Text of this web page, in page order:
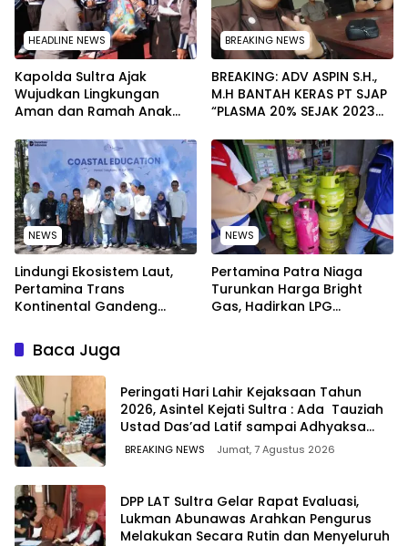
HEADLINE NEWS
Kapolda Sultra Ajak
Wujudkan Lingkungan
Aman dan Ramah Anak
Nasional 2026
BREAKING NEWS
BREAKING: ADV ASPIN S.H.,
M.H BANTAH KERAS PT SJAP
“PLASMA 20% SEJAK 2023
WARGA WAWOONE!
NEWS
Lindungi Ekosistem Laut,
Pertamina Trans
Kontinental Gandeng
Kebersihan Pantai di
Bitung, Sulawesi
NEWS
Pertamina Patra Niaga
Turunkan Harga Bright
Gas, Hadirkan LPG
Baca Juga
Peringati Hari Lahir Kejaksaan Tahun
2026, Asintel Kejati Sultra : Ada Tauziah
Ustad Das’ad Latif sampai Adhyaksa
Run
BREAKING NEWS Jumat, 7 Agustus 2026
‎DPP LAT Sultra Gelar Rapat Evaluasi,
Lukman Abunawas Arahkan Pengurus
Melakukan Secara Rutin dan Menyeluruh